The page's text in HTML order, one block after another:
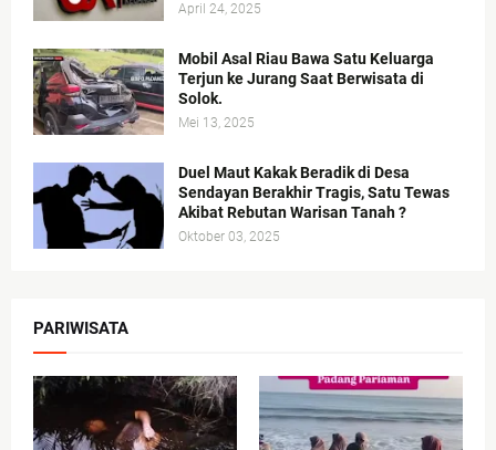
April 24, 2025
Mobil Asal Riau Bawa Satu Keluarga
Terjun ke Jurang Saat Berwisata di
Solok.
Mei 13, 2025
Duel Maut Kakak Beradik di Desa
Sendayan Berakhir Tragis, Satu Tewas
Akibat Rebutan Warisan Tanah ?
Oktober 03, 2025
PARIWISATA